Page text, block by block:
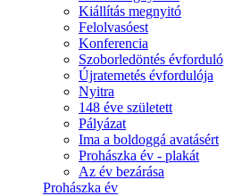
Kiállítás megnyitó
Felolvasóest
Konferencia
Szoborledöntés évforduló
Újratemetés évfordulója
Nyitra
148 éve született
Pályázat
Ima a boldoggá avatásért
Prohászka év - plakát
Az év bezárása
Prohászka év